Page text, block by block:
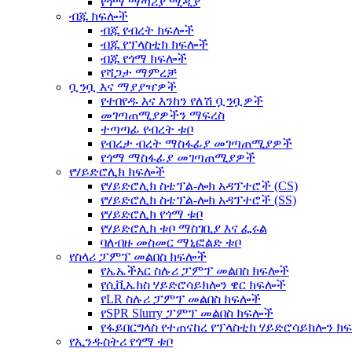
ብጁ ክፍሎች
ብጁ የብረት ክፍሎች
ብጁ የፕላስቲክ ክፍሎች
ብጁ የጎማ ክፍሎች
የሻጋታ ማምረቻ
ቧንቧ እና ማያያዣዎች
የተበየዱ እና እንከን የለሽ ቧንቧዎች
መገጣጠሚያዎችን ማፍረስ
ተጣጣፊ የብረት ቱቦ
የብረታ ብረት ማስፋፊያ መገጣጠሚያዎች
የጎማ ማስፋፊያ መገጣጠሚያዎች
የሃይድሮሊክ ክፍሎች
የሃይድሮሊክ ስቴፕል-ሎክ አዳፕተሮች (CS)
የሃይድሮሊክ ስቴፕል-ሎክ አዳፕተሮች (SS)
የሃይድሮሊክ የጎማ ቱቦ
የሃይድሮሊክ ቱቦ ማስገቢያ እና ፌሩል
ባለብዙ መስመር ማኒፎልድ ቱቦ
የስላሪ ፓምፕ መልበስ ክፍሎች
የኤኤችአር ስሉሪ ፓምፕ መልበስ ክፍሎች
የሲቪኤክስ ሃይድሮሳይክሎን ዌር ክፍሎች
የLR ስሉሪ ፓምፕ መልበስ ክፍሎች
የSPR Slurry ፓምፕ መልበስ ክፍሎች
የፋይበርግላስ የተጠናከረ የፕላስቲክ ሃይድሮሳይክሎን
የኢንዱስትሪ የጎማ ቱቦ